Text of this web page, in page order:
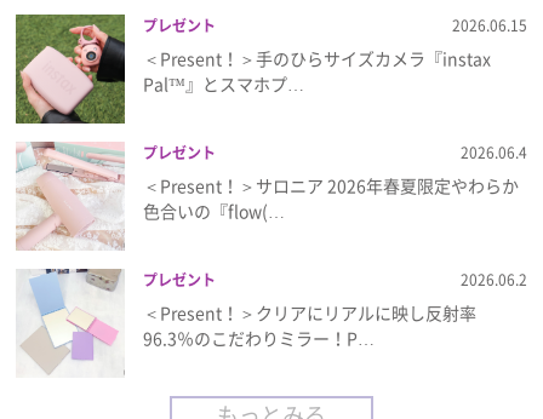
プレゼント 2026.06.15
＜Present！＞手のひらサイズカメラ『instax
Pal™』とスマホプ…
プレゼント 2026.06.4
＜Present！＞サロニア 2026年春夏限定やわらか
色合いの『flow(…
プレゼント 2026.06.2
＜Present！＞クリアにリアルに映し反射率
96.3％のこだわりミラー！P…